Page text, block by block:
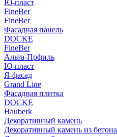
Ю-пласт
FineBer
FineBer
Фасадная панель
DOCKE
FineBer
Альта-Прфиль
Ю-пласт
Я-фасад
Grand Line
Фасадная плитка
DOCKE
Hauberk
Декоративный камень
Декоративный камень из бетона